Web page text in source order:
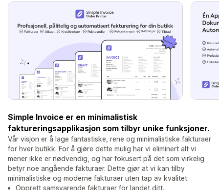
Simple Invoice er en minimalistisk
faktureringsapplikasjon som tilbyr unike funksjoner.
Vår visjon er å lage fantastiske, rene og minimalistiske fakturaer
for hver butikk. For å gjøre dette mulig har vi eliminert alt vi
mener ikke er nødvendig, og har fokusert på det som virkelig
betyr noe angående fakturaer. Dette gjør at vi kan tilby
minimalistiske og moderne fakturaer uten tap av kvalitet.
Opprett samsvarende fakturaer for landet ditt.